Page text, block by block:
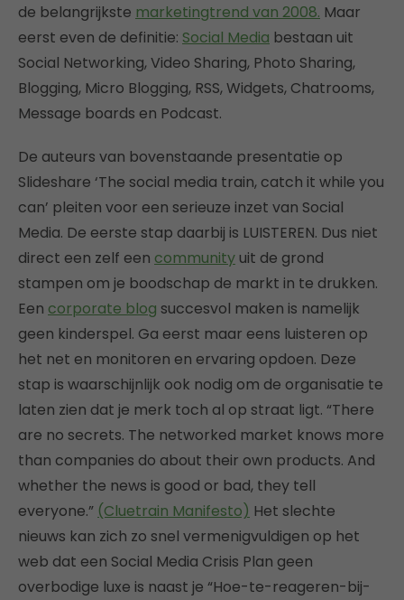
de belangrijkste marketingtrend van 2008. Maar
eerst even de definitie: Social Media bestaan uit
Social Networking, Video Sharing, Photo Sharing,
Blogging, Micro Blogging, RSS, Widgets, Chatrooms,
Message boards en Podcast.
De auteurs van bovenstaande presentatie op
Slideshare ‘The social media train, catch it while you
can’ pleiten voor een serieuze inzet van Social
Media. De eerste stap daarbij is LUISTEREN. Dus niet
direct een zelf een communityuit de grond
stampen om je boodschap de markt in te drukken.
Een corporate blog succesvol maken is namelijk
geen kinderspel. Ga eerst maar eens luisteren op
het net en monitoren en ervaring opdoen. Deze
stap is waarschijnlijk ook nodig om de organisatie te
laten zien dat je merk toch al op straat ligt. “There
are no secrets. The networked market knows more
than companies do about their own products. And
whether the news is good or bad, they tell
everyone.” (Cluetrain Manifesto) Het slechte
nieuws kan zich zo snel vermenigvuldigen op het
web dat een Social Media Crisis Plan geen
overbodige luxe is naast je “Hoe-te-reageren-bij-